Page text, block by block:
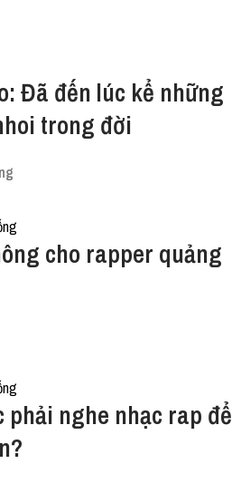
Đã đến lúc kể những
trong đời
cho rapper quảng
phải nghe nhạc rap để